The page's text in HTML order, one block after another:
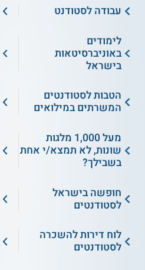
עבודה לסטודנט
לימודים
באוניברסיטאות
בישראל
הטבות לסטודנטים
המשרתים במילואים
מעל 1,000 מלגות
שונות, לא תמצא/י אחת
בשבילך?
חופשה בישראל
לסטודנטים
לוח דירות להשכרה
לסטודנטים